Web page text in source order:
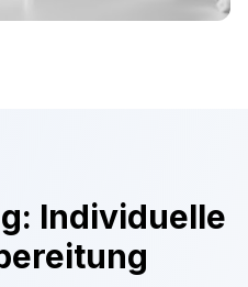
Individuelle